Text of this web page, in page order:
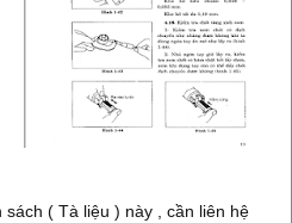
( Tà liệu ) này , cần liên hệ